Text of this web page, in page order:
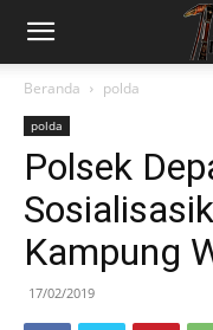
Beranda polda
polda
Polsek
Kampung
17/02/2019